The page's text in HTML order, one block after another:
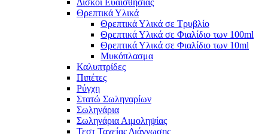
Δίσκοι Ευαισθησίας
Θρεπτικά Υλικά
Θρεπτικά Υλικά σε Τρυβλίο
Θρεπτικά Υλικά σε Φιαλίδιο των 100ml
Θρεπτικά Υλικά σε Φιαλίδιο των 10ml
Μυκόπλασμα
Καλυπτρίδες
Πιπέτες
Ρύγχη
Στατώ Σωληναρίων
Σωληνάρια
Σωληνάρια Αιμοληψίας
Τεστ Ταχείας Διάγνωσης